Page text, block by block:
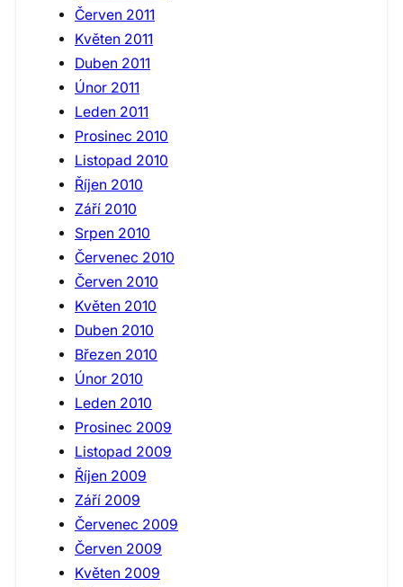
Červen 2011
Květen 2011
Duben 2011
Únor 2011
Leden 2011
Prosinec 2010
Listopad 2010
Říjen 2010
Září 2010
Srpen 2010
Červenec 2010
Červen 2010
Květen 2010
Duben 2010
Březen 2010
Únor 2010
Leden 2010
Prosinec 2009
Listopad 2009
Říjen 2009
Září 2009
Červenec 2009
Červen 2009
Květen 2009